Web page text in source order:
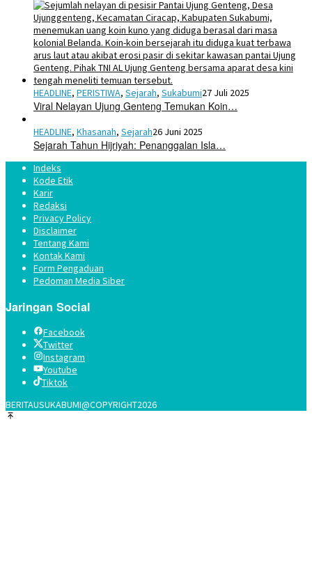
HEADLINE, PERISTIWA, Sejarah, Sukabumi27 Juli 2025
Viral Nelayan Ujung Genteng Temukan Koin…
HEADLINE, Khasanah, Sejarah26 Juni 2025
Sejarah Tahun Hijriyah: Penanggalan Isla…
Indeks
Kode Etik
Karir
Redaksi
Privacy Policy
Disclaimer
Tentang Kami
Kontak Kami
Form Pengaduan
Pedoman Media Siber
Jaringan Social
Facebook
Twitter
Instagram
Youtube
Tiktok
BERITAUSUKABUMI@COPYRIGHT2026